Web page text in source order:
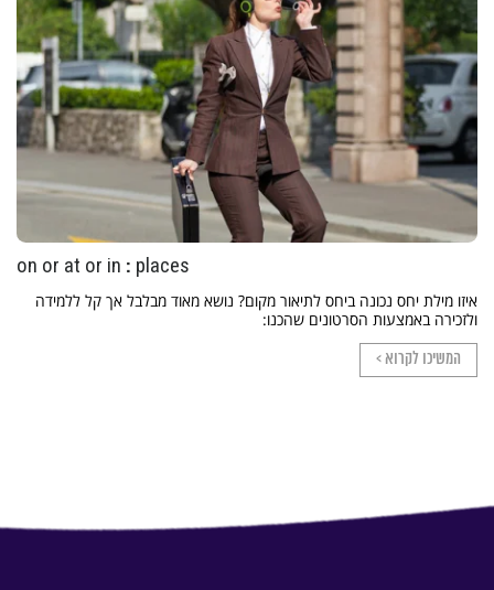
on or at or in : places
איזו מילת יחס נכונה ביחס לתיאור מקום? נושא מאוד מבלבל אך קל ללמידה
ולזכירה באמצעות הסרטונים שהכנו:
המשיכו לקרוא >